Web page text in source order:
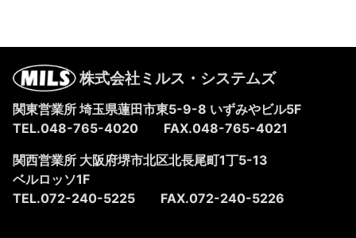
株式会社ミルス・システムズ
関東営業所 埼玉県蓮田市東5-9-8 いずみやビル5F
TEL.048-765-4020
FAX.048-765-4021
関西営業所 大阪府堺市北区北長尾町1丁5-13
ベルロッソ1F
TEL.072-240-5225
FAX.072-240-5226